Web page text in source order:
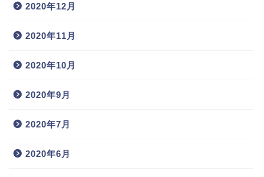
2020年12月
2020年11月
2020年10月
2020年9月
2020年7月
2020年6月